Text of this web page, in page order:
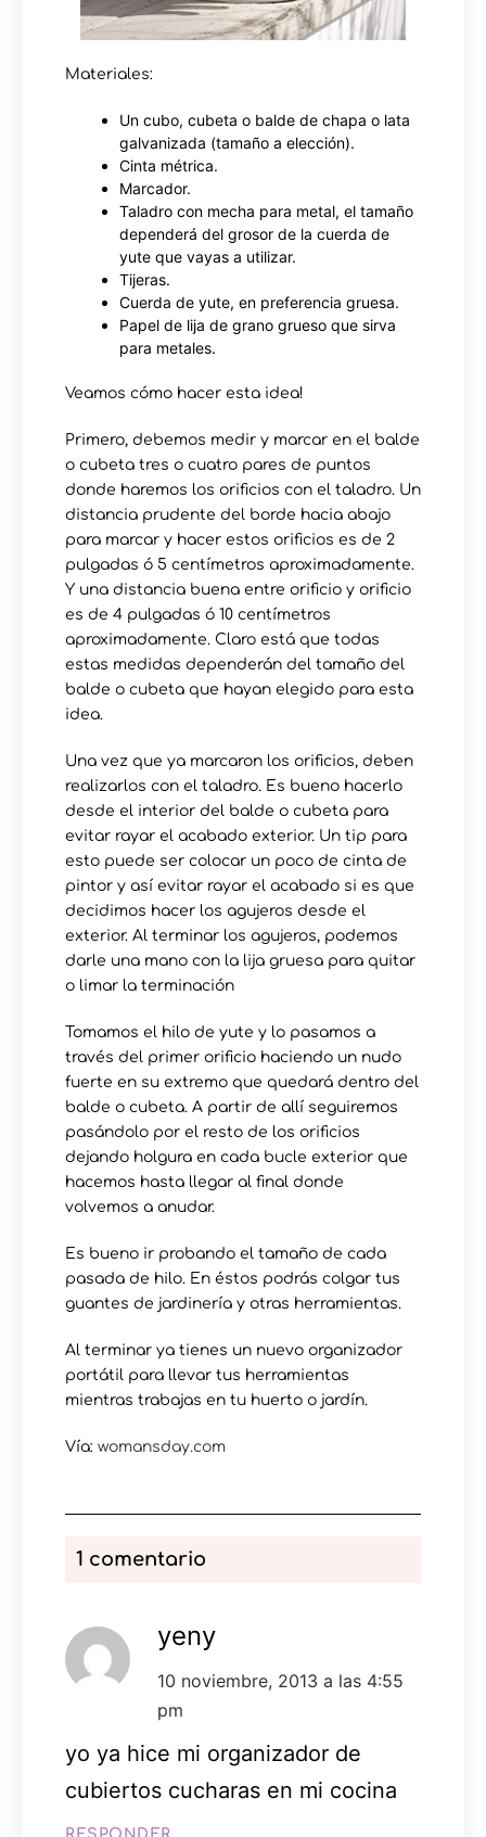
Materiales:
Un cubo, cubeta o balde de chapa o lata
galvanizada (tamaño a elección).
Cinta métrica.
Marcador.
Taladro con mecha para metal, el tamaño
dependerá del grosor de la cuerda de
yute que vayas a utilizar.
Tijeras.
Cuerda de yute, en preferencia gruesa.
Papel de lija de grano grueso que sirva
para metales.
Veamos cómo hacer esta idea!
Primero, debemos medir y marcar en el balde
o cubeta tres o cuatro pares de puntos
donde haremos los orificios con el taladro. Un
distancia prudente del borde hacia abajo
para marcar y hacer estos orificios es de 2
pulgadas ó 5 centímetros aproximadamente.
Y una distancia buena entre orificio y orificio
es de 4 pulgadas ó 10 centímetros
aproximadamente. Claro está que todas
estas medidas dependerán del tamaño del
balde o cubeta que hayan elegido para esta
idea.
Una vez que ya marcaron los orificios, deben
realizarlos con el taladro. Es bueno hacerlo
desde el interior del balde o cubeta para
evitar rayar el acabado exterior. Un tip para
esto puede ser colocar un poco de cinta de
pintor y así evitar rayar el acabado si es que
decidimos hacer los agujeros desde el
exterior. Al terminar los agujeros, podemos
darle una mano con la lija gruesa para quitar
o limar la terminación
Tomamos el hilo de yute y lo pasamos a
través del primer orificio haciendo un nudo
fuerte en su extremo que quedará dentro del
balde o cubeta. A partir de allí seguiremos
pasándolo por el resto de los orificios
dejando holgura en cada bucle exterior que
hacemos hasta llegar al final donde
volvemos a anudar.
Es bueno ir probando el tamaño de cada
pasada de hilo. En éstos podrás colgar tus
guantes de jardinería y otras herramientas.
Al terminar ya tienes un nuevo organizador
portátil para llevar tus herramientas
mientras trabajas en tu huerto o jardín.
Vía: womansday.com
1 comentario
yeny
10 noviembre, 2013 a las 4:55
pm
yo ya hice mi organizador de
cubiertos cucharas en mi cocina